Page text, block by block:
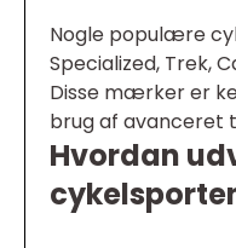
Nogle populære
Specialized, Trek,
Disse mærker er
brug af avanceret
Hvordan